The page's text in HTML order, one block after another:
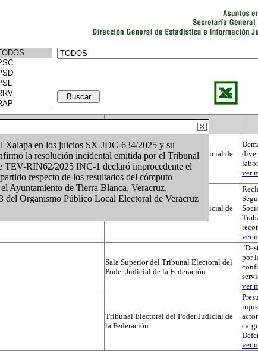
Xalapa en los juicios SX-JDC-634/2025 y su
la resolución incidental emitida por el Tribunal
TEV-RIN62/2025 INC-1 declaró improcedente el
respecto de los resultados del cómputo
Ayuntamiento de Tierra Blanca, Veracruz,
del Organismo Público Local Electoral de Veracruz
Tribunal Electoral del Poder Judicial de
la Federación
ver
Tribunal Electoral del Poder Judicial de
ver
Sala Superior del Tribunal Electoral del
Poder Judicial de la Federación
por
ver
Tribunal Electoral del Poder Judicial de
la Federación
ver